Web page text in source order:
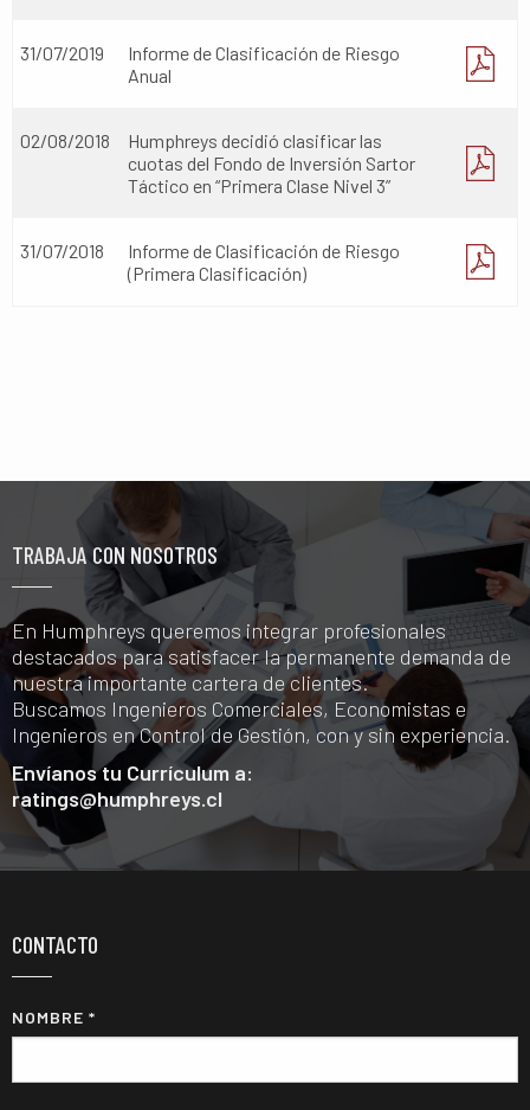
31/07/2019
Informe de Clasificación de Riesgo
Anual
02/08/2018
Humphreys decidió clasificar las
cuotas del Fondo de Inversión Sartor
Táctico en “Primera Clase Nivel 3”
31/07/2018
Informe de Clasificación de Riesgo
(Primera Clasificación)
TRABAJA CON NOSOTROS
En Humphreys queremos integrar profesionales
destacados para satisfacer la permanente demanda de
nuestra importante cartera de clientes.
Buscamos Ingenieros Comerciales, Economistas e
Ingenieros en Control de Gestión, con y sin experiencia.
Envíanos tu Currículum a:
ratings@humphreys.cl
CONTACTO
NOMBRE *